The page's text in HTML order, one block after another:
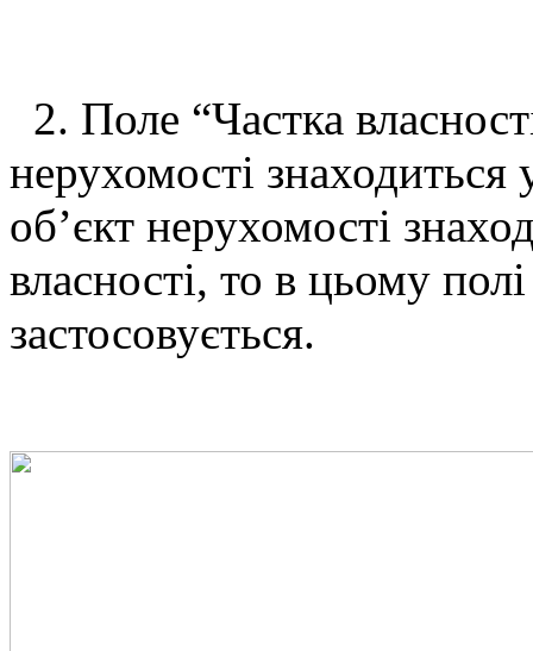
2. Поле “Частка
нерухомості знаходиться
об’єкт нерухомості
власності, то в цьому
застосовується.